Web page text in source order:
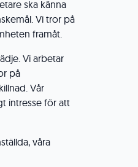
ska känna
Vi tror på
framåt.
Vi arbetar
på
Vår
intresse för att
våra